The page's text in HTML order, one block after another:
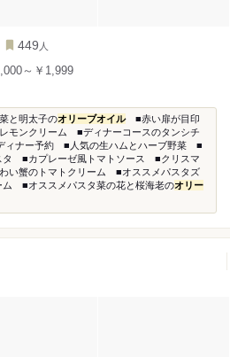
449 人
～￥1,999
と明太子のオリーブオイル■赤い扉が目印
モンクリーム ■ディナーコースのタンシチ
ナー予約 ■人気の生ハムとハーブ野菜 ■
タ ■カプレーゼ風トマトソース ■クリスマ
い蟹のトマトクリーム ■オススメパスタズ
ム ■オススメパスタ菜の花と桜海老のオリー